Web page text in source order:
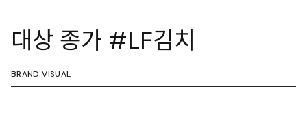
대상 종가 #LF김치
BRAND VISUAL